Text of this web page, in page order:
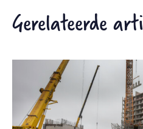
Gerelateerde